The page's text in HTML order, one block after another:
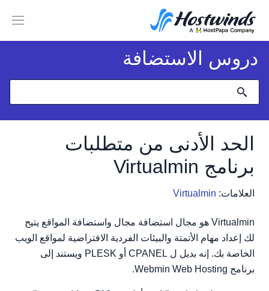
دروس الاستضافة
الحد الأدنى من متطلبات
برنامج Virtualmin
العلامات: Virtualmin
Virtualmin هو مجال استضافة مجال واستضافة المواقع يتيح
لك إعداد مهام الأتمتة والبيئات الفردية الافتراضية لمواقع الويب
الخاصة بك. إنه بديل ل CPANEL أو PLESK ويستند إلى
برنامج Webmin Web Hosting.